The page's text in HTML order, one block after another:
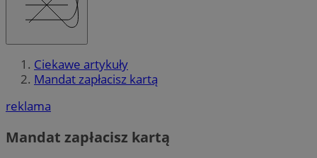
Ciekawe artykuły
Mandat zapłacisz kartą
reklama
Mandat zapłacisz kartą